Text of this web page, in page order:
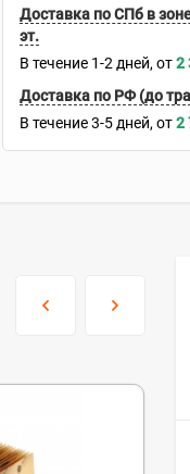
Доставка по СПб в
эт.
В течение 1-2 дней 2
Доставка по РФ (до
В течение 3-5 дней 2